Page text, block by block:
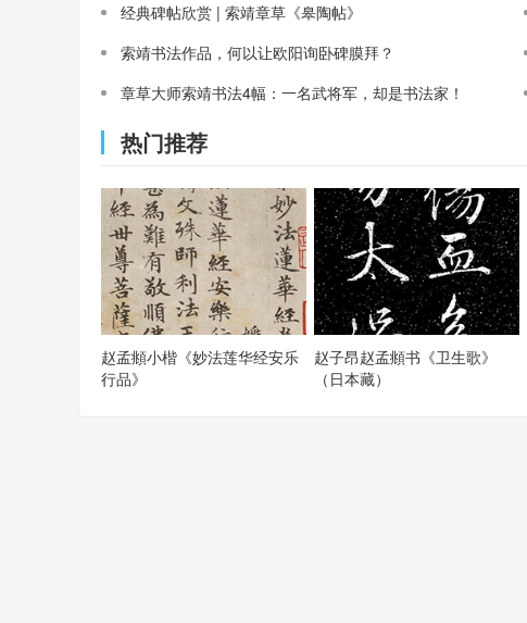
经典碑帖欣赏 | 索靖章草《皋陶帖》
索靖书法作品，何以让欧阳询卧碑膜拜？
章草大师索靖书法4幅：一名武将军，却是书法家！
热门推荐
赵孟頫小楷《妙法莲华经安乐
行品》
赵子昂赵孟頫书《卫生歌》
（日本藏）